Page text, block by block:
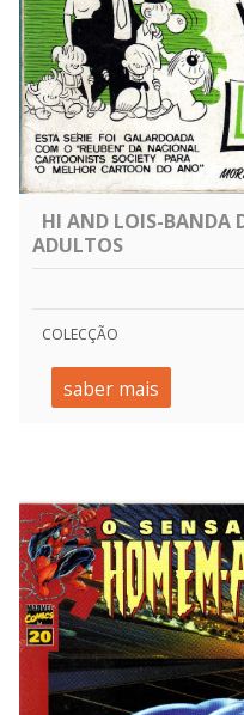
HI AND LOIS-BANDA
ADULTOS
COLECÇÃO
saber mais